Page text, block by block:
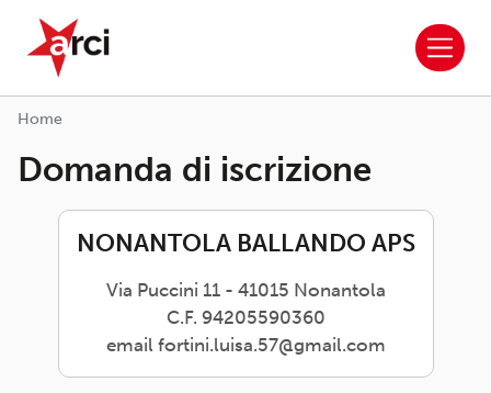
Salta al contenuto principale
ARCI APS
Home
Domanda di iscrizione
NONANTOLA BALLANDO APS
Via Puccini 11 - 41015 Nonantola
C.F. 94205590360
email fortini.luisa.57@gmail.com